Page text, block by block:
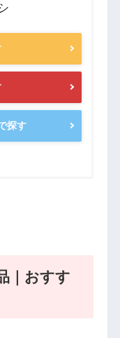
探す
｜おすす